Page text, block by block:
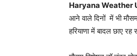
Haryana Weather
आने वाले दिनों में भी
हरियाणा में बादल छाए